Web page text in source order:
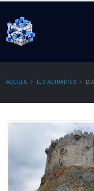
ACCUEIL LES ACTUALITÉS